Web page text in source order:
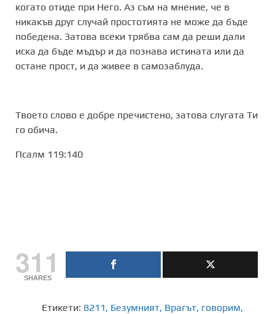
когато отиде при Него. Аз съм на мнение, че в
никакъв друг случай простотията не може да бъде
победена. Затова всеки трябва сам да реши дали
иска да бъде мъдър и да познава истината или да
остане прост, и да живее в самозаблуда.
Твоето слово е добре пречистено, затова слугата Ти
го обича.
Псалм 119:140
311
SHARES
Етикети: 8211, Безумният, Врагът, говорим,